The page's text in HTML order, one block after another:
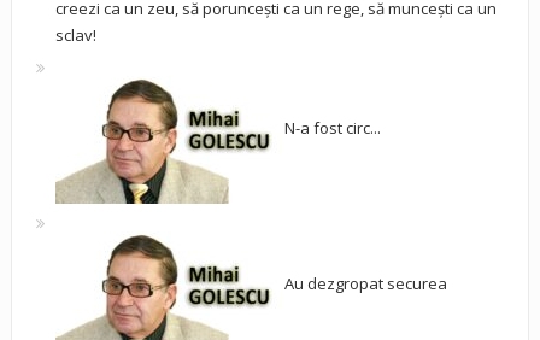
creezi ca un zeu, să poruncești ca un rege, să muncești ca un
sclav!
N-a fost circ...
Au dezgropat securea